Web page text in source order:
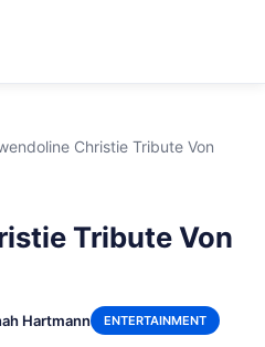
Christie Tribute Von
Tribute Von
Hartmann ENTERTAINMENT